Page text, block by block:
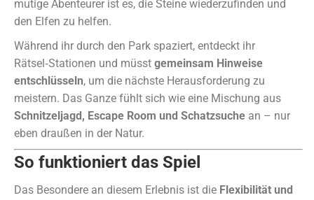
mutige Abenteurer ist es, die Steine wiederzufinden und
den Elfen zu helfen.
Während ihr durch den Park spaziert, entdeckt ihr
Rätsel‑Stationen und müsst gemeinsam Hinweise
entschlüsseln, um die nächste Herausforderung zu
meistern. Das Ganze fühlt sich wie eine Mischung aus
Schnitzeljagd, Escape Room und Schatzsuche an – nur
eben draußen in der Natur.
So funktioniert das Spiel
Das Besondere an diesem Erlebnis ist die Flexibilität und